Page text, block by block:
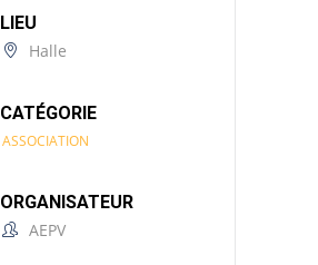
LIEU
Halle
CATÉGORIE
ASSOCIATION
ORGANISATEUR
AEPV